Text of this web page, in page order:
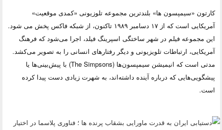
کارتون «سیمپسون ها» بلندترین مجموعه تلوزیونی «کمدی موقعیت»
آمریکایی است که از ۱۷ دسامبر ۱۹۸۹ تاکنون، از شبکه فاکس پخش می شود.
این مجموعه فیلم در شهر ساختگی اسپرینگ فیلد، اجرا می‌شود که فرهنگ
آمریکایی، ارتباطات تلویزیونی و دیگر رفتارهای انسانی را به تصویر می‌کشد.
مدتی است که انیمیشن سیمپسون‌ها (The Simpsons) با پیش‌بینی‌ها یا
پیشگویی‌هایی که درباره آینده داشته‌اند، به شهرت زیادی دست پیدا کرده
است.